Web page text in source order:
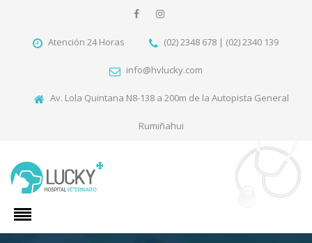
Atención 24 Horas (02) 2348 678 | (02) 2340 139
info@hvlucky.com
Av. Lola Quintana N8-138 a 200m de la Autopista General
Rumiñahui